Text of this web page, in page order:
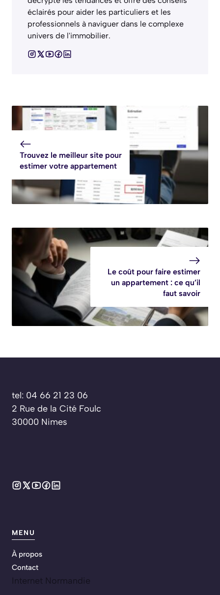
éclairés pour aider les particuliers et les
professionnels à naviguer dans le complexe
univers de l'immobilier.
Trouvez le meilleur site pour
estimer votre appartement
Le coût pour faire estimer
un appartement : ce qu’il
faut savoir
tel: 04 66 21 23 06
2 Rue de la Cité Foulc
30000 Nimes
MENU
À propos
Contact
Internet Normandie